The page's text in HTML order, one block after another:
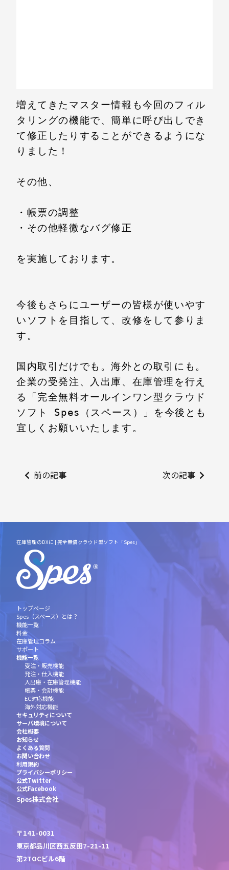
増えてきたマスター情報も今回のフィル
タリングの機能で、簡単に呼び出しでき
て修正したりすることができるようにな
りました！
その他、
・帳票の調整
・その他軽微なバグ修正
を実施しております。
今後もさらにユーザーの皆様が使いやす
いソフトを目指して、改修をして参りま
す。
国内取引だけでも。海外との取引にも。
企業の受発注、入出庫、在庫管理を行え
る「完全無料オールインワン型クラウド
ソフト Spes（スペース）」を今後とも
宜しくお願いいたします。
前の記事 次の記事
在庫管理のDXに | 完全無償クラウド型ソフト「Spes」
トップページ
Spes（スペース）とは？
機能一覧
料金
在庫管理コラム
サポート
機能一覧
受注・販売機能
発注・仕入機能
入出庫・在庫管理機能
帳票・会計機能
EC対応機能
海外対応機能
セキュリティについて
サーバ環境について
会社概要
お知らせ
よくある質問
お問い合わせ
利用規約
プライバシーポリシー
公式Twitter
公式Facebook
Spes株式会社
〒141-0031
東京都品川区西五反田7-21-11
第2TOCビル6階